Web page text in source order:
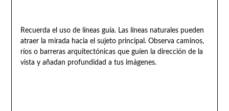
Recuerda el uso de líneas guía. Las líneas naturales pueden
atraer la mirada hacia el sujeto principal. Observa caminos,
ríos o barreras arquitectónicas que guíen la dirección de la
vista y añadan profundidad a tus imágenes.